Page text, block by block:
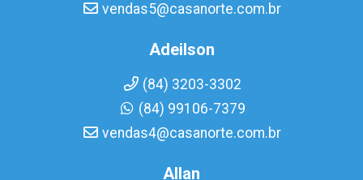
vendas5@casanorte.com.br
Adeilson
(84) 3203-3302
(84) 99106-7379
vendas4@casanorte.com.br
Allan